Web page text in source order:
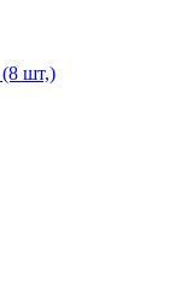
шт,)